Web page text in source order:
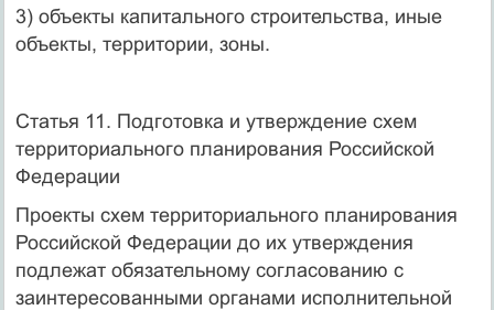
3) объекты капитального строительства, иные
объекты, территории, зоны.
Статья 11. Подготовка и утверждение схем
территориального планирования Российской
Федерации
Проекты схем территориального планирования
Российской Федерации до их утверждения
подлежат обязательному согласованию с
заинтересованными органами исполнительной